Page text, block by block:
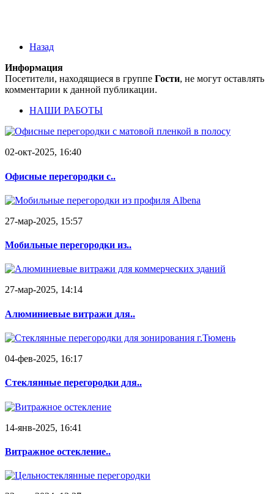
Назад
Информация
Посетители, находящиеся в группе Гости, не могут оставлять
комментарии к данной публикации.
НАШИ РАБОТЫ
02-окт-2025, 16:40
Офисные перегородки с..
27-мар-2025, 15:57
Мобильные перегородки из..
27-мар-2025, 14:14
Алюминиевые витражи для..
04-фев-2025, 16:17
Стеклянные перегородки для..
14-янв-2025, 16:41
Витражное остекление..